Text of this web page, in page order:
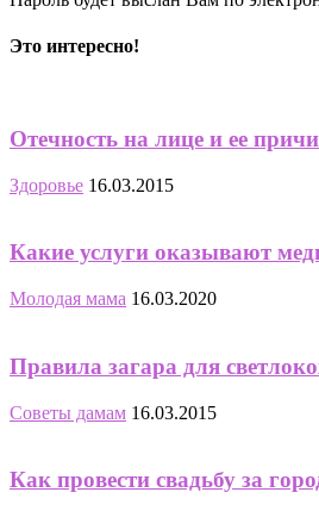
Это интересно!
Отечность на лице и ее
Здоровье 16.03.2015
Какие услуги оказывают
Молодая мама 16.03.2020
Правила загара для
Советы дамам 16.03.2015
Как провести свадьбу за